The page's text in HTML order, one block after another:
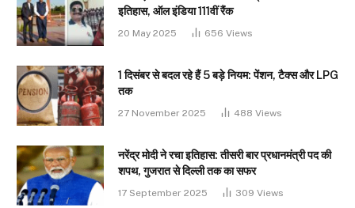
इतिहास, ऑल इंडिया 111वीं रैंक
20 May 2025 656 Views
1 दिसंबर से बदल रहे हैं 5 बड़े नियम: पेंशन, टैक्स और LPG
तक
27 November 2025 488 Views
नरेंद्र मोदी ने रचा इतिहास: तीसरी बार प्रधानमंत्री पद की
शपथ, गुजरात से दिल्ली तक का सफर
17 September 2025 309 Views